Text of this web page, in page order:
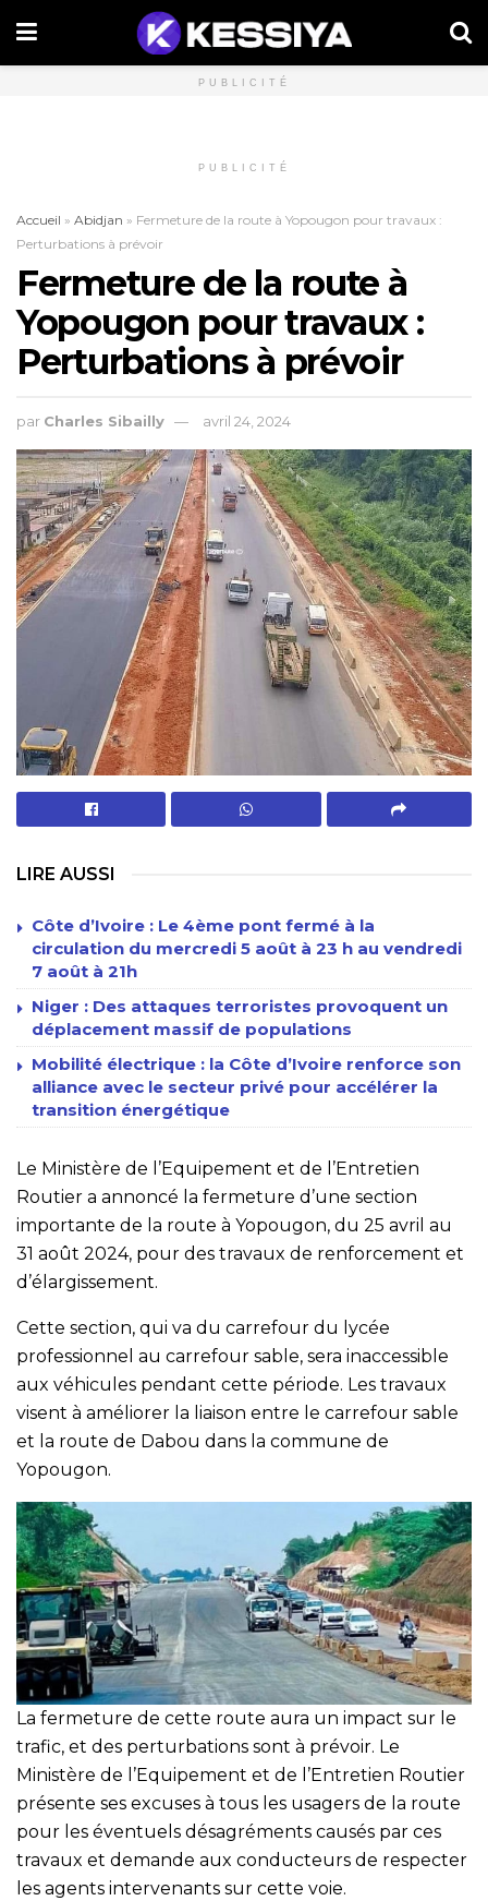
PUBLICITÉ
PUBLICITÉ
Accueil » Abidjan » Fermeture de la route à Yopougon pour travaux :
Perturbations à prévoir
Fermeture de la route à
Yopougon pour travaux :
Perturbations à prévoir
par Charles Sibailly avril 24, 2024
LIRE AUSSI
Côte d’Ivoire : Le 4ème pont fermé à la
circulation du mercredi 5 août à 23 h au vendredi
7 août à 21h
Niger : Des attaques terroristes provoquent un
déplacement massif de populations
Mobilité électrique : la Côte d’Ivoire renforce son
alliance avec le secteur privé pour accélérer la
transition énergétique
Le Ministère de l’Equipement et de l’Entretien
Routier a annoncé la fermeture d’une section
importante de la route à Yopougon, du 25 avril au
31 août 2024, pour des travaux de renforcement et
d’élargissement.
Cette section, qui va du carrefour du lycée
professionnel au carrefour sable, sera inaccessible
aux véhicules pendant cette période. Les travaux
visent à améliorer la liaison entre le carrefour sable
et la route de Dabou dans la commune de
Yopougon.
La fermeture de cette route aura un impact sur le
trafic, et des perturbations sont à prévoir. Le
Ministère de l’Equipement et de l’Entretien Routier
présente ses excuses à tous les usagers de la route
pour les éventuels désagréments causés par ces
travaux et demande aux conducteurs de respecter
les agents intervenants sur cette voie.